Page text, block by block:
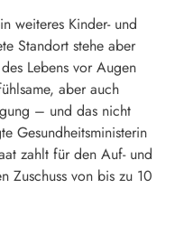
weiteres Kinder- und
Standort stehe aber
Lebens vor Augen
aber auch
– und das nicht
Gesundheitsministerin
zahlt für den Auf- und
Zuschuss von bis zu 10